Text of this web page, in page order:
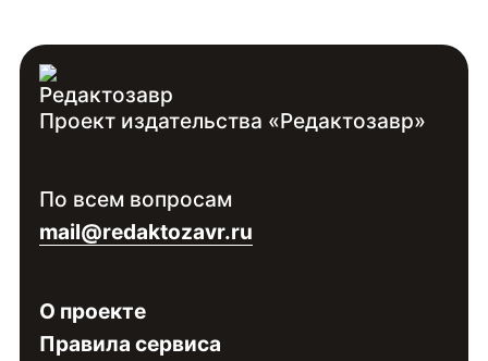
Проект издательства «Редактозавр»
По всем вопросам
mail@redaktozavr.ru
О проекте
Правила сервиса